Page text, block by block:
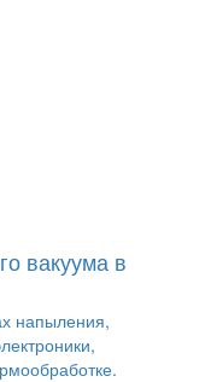
вакуума в
напыления,